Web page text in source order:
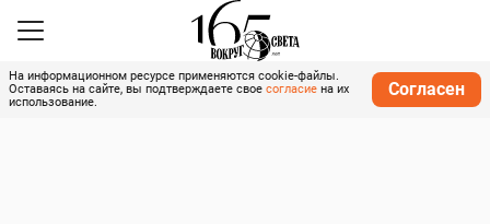
На информационном ресурсе применяются cookie-файлы.
Оставаясь на сайте, вы подтверждаете свое согласие на их
использование.
Согласен